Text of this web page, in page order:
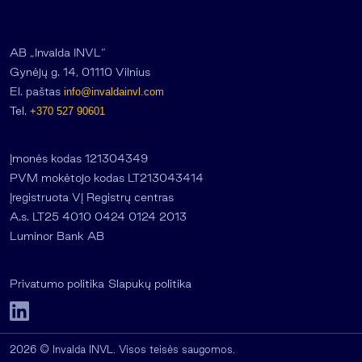
AB „Invalda INVL“
Gynėjų g. 14, 01110 Vilnius
El. paštas info@invaldainvl.com
Tel. +370 527 90601
Įmonės kodas 121304349
PVM mokėtojo kodas LT213043414
Įregistruota VĮ Registrų centras
A.s. LT25 4010 0424 0124 2013
Luminor Bank AB
Privatumo politika Slapukų politika
2026 © Invalda INVL. Visos teisės saugomos.